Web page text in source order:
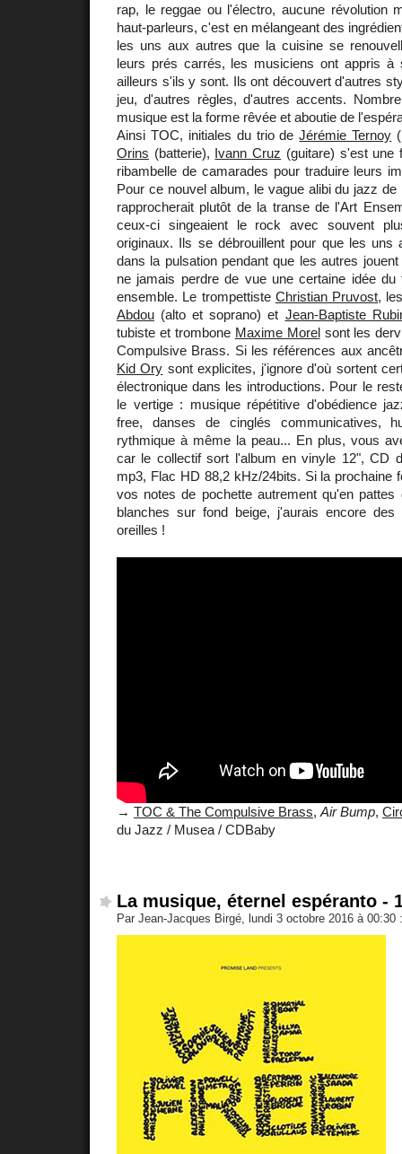
rap, le reggae ou l'électro, aucune révolution
haut-parleurs, c'est en mélangeant des
les uns aux autres que la cuisine se
leurs prés carrés, les musiciens ont appris à
ailleurs s'ils y sont. Ils ont découvert d'autres
jeu, d'autres règles, d'autres accents.
musique est la forme rêvée et aboutie de
Ainsi TOC, initiales du trio deJérémie Ternoy
Orins (batterie), Ivann Cruz (guitare) s'est une
ribambelle de camarades pour traduire leurs
Pour ce nouvel album, le vague alibi du jazz
rapprocherait plutôt de la transe de l'Art
ceux-ci singeaient le rock avec souvent
originaux. Ils se débrouillent pour que les uns
dans la pulsation pendant que les autres
ne jamais perdre de vue une certaine idée
ensemble. Le trompettiste Christian Pruvost,
Abdou (alto et soprano) et Jean-Baptiste
tubiste et trombone Maxime Morelsont les
Compulsive Brass. Si les références aux
Kid Ory sont explicites, j'ignore d'où sortent
électronique dans les introductions. Pour le
le vertige : musique répétitive d'obédience
free, danses de cinglés communicatives,
rythmique à même la peau... En plus, vous
car le collectif sort l'album en vinyle 12", CD
mp3, Flac HD 88,2 kHz/24bits. Si la prochaine
vos notes de pochette autrement qu'en pattes
blanches sur fond beige, j'aurais encore
oreilles !
→ TOC & The Compulsive Brass, Air Bump,
du Jazz / Musea / CDBaby
La musique, éternel espéranto -
Par Jean-Jacques Birgé, lundi 3 octobre 2016 à 00:30